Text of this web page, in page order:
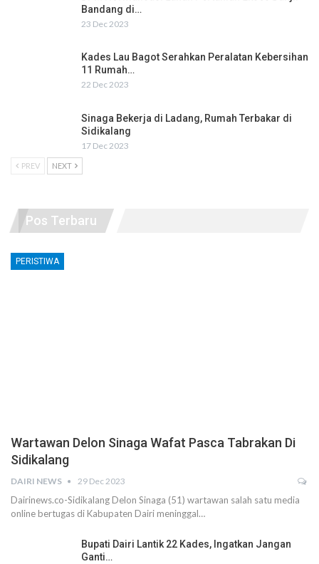
Bandang di…
23 Dec 2023
Kades Lau Bagot Serahkan Peralatan Kebersihan
11 Rumah…
22 Dec 2023
Sinaga Bekerja di Ladang, Rumah Terbakar di
Sidikalang
17 Dec 2023
PREV NEXT
Pos Terbaru
PERISTIWA
Wartawan Delon Sinaga Wafat Pasca Tabrakan Di
Sidikalang
DAIRI NEWS 29 Dec 2023
Dairinews.co-Sidikalang Delon Sinaga (51) wartawan salah satu media
online bertugas di Kabupaten Dairi meninggal…
Bupati Dairi Lantik 22 Kades, Ingatkan Jangan
Ganti…